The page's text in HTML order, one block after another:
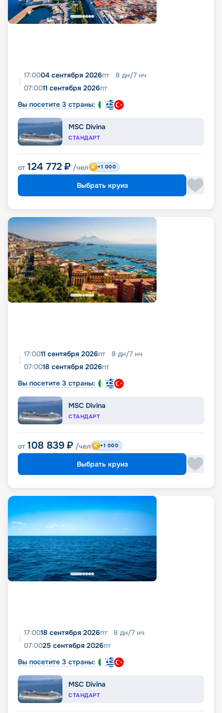
17:0004 сентября 2026пт 8 дн/7 нч
07:0011 сентября 2026пт
Вы посетите 3 страны:
MSC Divina
СТАНДАРТ
от 124 772 ₽ /чел +1 000
Выбрать круиз
17:0011 сентября 2026пт 8 дн/7 нч
07:0018 сентября 2026пт
Вы посетите 3 страны:
MSC Divina
СТАНДАРТ
от 108 839 ₽ /чел +1 000
Выбрать круиз
17:0018 сентября 2026пт 8 дн/7 нч
07:0025 сентября 2026пт
Вы посетите 3 страны:
MSC Divina
СТАНДАРТ